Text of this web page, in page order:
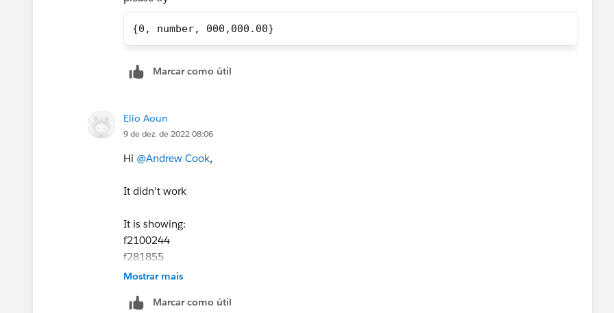
{0, number, 000,000.00}
Marcar como útil
Elio Aoun
9 de dez. de 2022 08:06
Hi @Andrew Cook,
It didn't work
It is showing:
f2100244
f281855
f240370
Best;
Mostrar mais
Marcar como útil